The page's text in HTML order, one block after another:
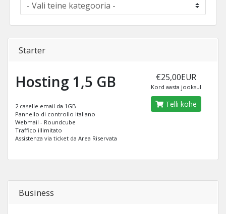
Starter
Hosting 1,5 GB
2 caselle email da 1GB
Pannello di controllo italiano
Webmail - Roundcube
Traffico illimitato
Assistenza via ticket da Area Riservata
€25,00EUR
Kord aasta jooksul
Telli kohe
Business